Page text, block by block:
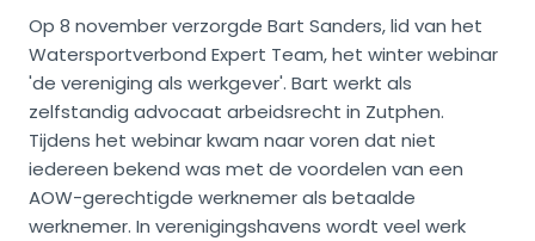
Op 8 november verzorgde Bart Sanders, lid van het
Watersportverbond Expert Team, het winter webinar
'de vereniging als werkgever'. Bart werkt als
zelfstandig advocaat arbeidsrecht in Zutphen.
Tijdens het webinar kwam naar voren dat niet
iedereen bekend was met de voordelen van een
AOW-gerechtigde werknemer als betaalde
werknemer. In verenigingshavens wordt veel werk